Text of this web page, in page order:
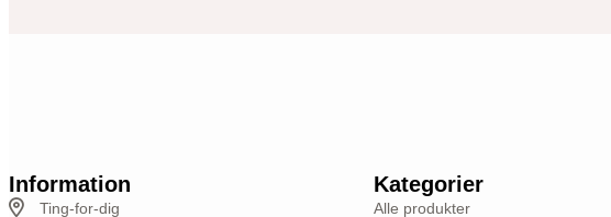
Information
Ting-for-dig
Kategorier
Alle produkter